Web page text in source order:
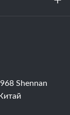
Shennan